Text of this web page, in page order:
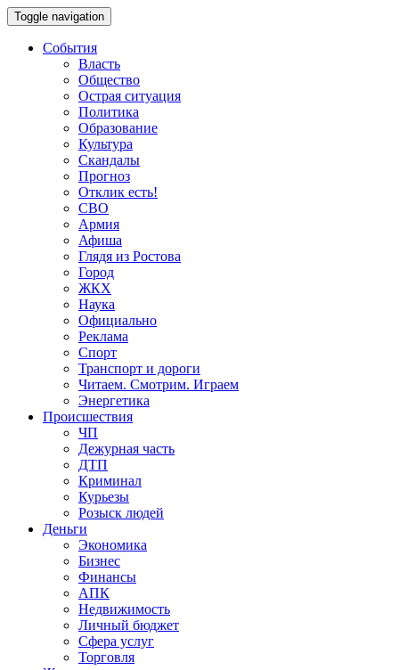
Toggle navigation
События
Власть
Общество
Острая ситуация
Политика
Образование
Культура
Скандалы
Прогноз
Отклик есть!
СВО
Армия
Афиша
Глядя из Ростова
Город
ЖКХ
Наука
Официально
Реклама
Спорт
Транспорт и дороги
Читаем. Смотрим. Играем
Энергетика
Происшествия
ЧП
Дежурная часть
ДТП
Криминал
Курьезы
Розыск людей
Деньги
Экономика
Бизнес
Финансы
АПК
Недвижимость
Личный бюджет
Сфера услуг
Торговля